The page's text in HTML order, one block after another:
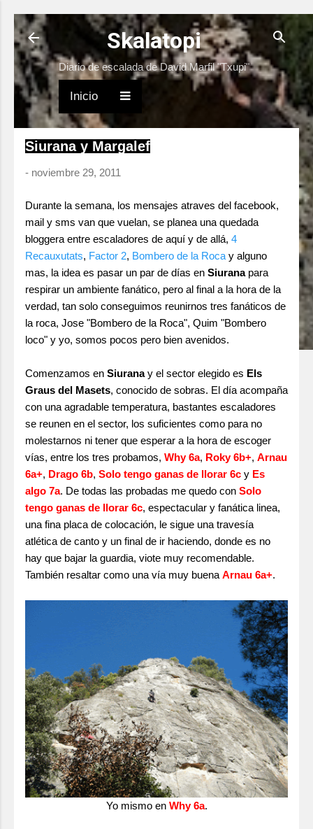
Ir al contenido principal
Skalatopi
Diario de escalada de David Marfil "Txupi"
Inicio
Siurana y Margalef
- noviembre 29, 2011
Durante la semana, los mensajes atraves del facebook,
mail y sms van que vuelan, se planea una quedada
bloggera entre escaladores de aquí y de allá, 4
Recauxutats, Factor 2, Bombero de la Roca y alguno
mas, la idea es pasar un par de días en Siuranapara
respirar un ambiente fanático, pero al final a la hora de la
verdad, tan solo conseguimos reunirnos tres fanáticos de
la roca, Jose "Bombero de la Roca", Quim "Bombero
loco" y yo, somos pocos pero bien avenidos.
Comenzamos en Siuranay el sector elegido es Els
Graus del Masets, conocido de sobras. El día acompaña
con una agradable temperatura, bastantes escaladores
se reunen en el sector, los suficientes como para no
molestarnos ni tener que esperar a la hora de escoger
vías, entre los tres probamos, Why 6a, Roky 6b+, Arnau
6a+, Drago 6b, Solo tengo ganas de llorar 6c y Es
algo 7a. De todas las probadas me quedo con Solo
tengo ganas de llorar 6c, espectacular y fanática linea,
una fina placa de colocación, le sigue una travesía
atlética de canto y un final de ir haciendo, donde es no
hay que bajar la guardia, viote muy recomendable.
También resaltar como una vía muy buena Arnau 6a+.
Yo mismo en Why 6a.